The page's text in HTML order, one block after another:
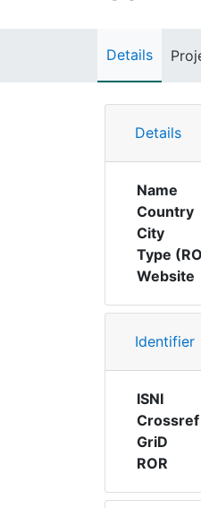
Details
Details
Name
Country
City
Type
Website
Identifier
ISNI
GriD
ROR